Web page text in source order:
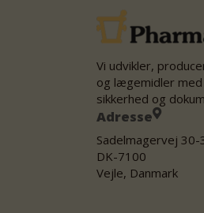
Vi udvikler,
og lægemidler med
sikkerhed og
Adresse
Sadelmagervej 30-
DK-7100
Vejle, Danmark